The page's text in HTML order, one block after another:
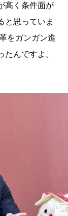
高く条件面が
と思っていま
をガンガン進
んですよ。